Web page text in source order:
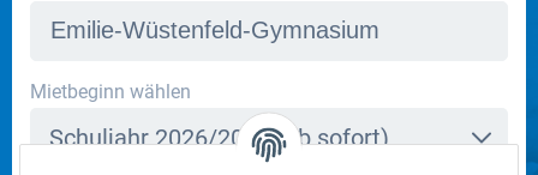
In dieser Schule stehen derzeit leider keine Schließfächer
zur Verfügung. Bitte kontaktieren Sie uns per E-Mail
aninfo@mietra.de.
Mietbeginn wählen
Schuljahr 2026/2027 (ab sofort)